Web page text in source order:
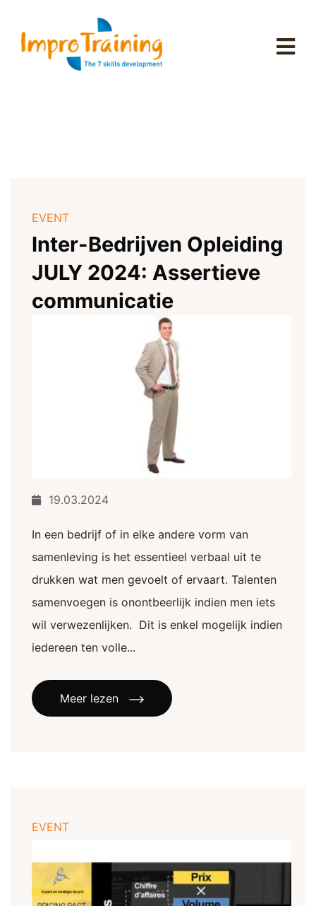
EVENT
Inter-Bedrijven Opleiding
JULY 2024: Assertieve
communicatie
19.03.2024
In een bedrijf of in elke andere vorm van
samenleving is het essentieel verbaal uit te
drukken wat men gevoelt of ervaart. Talenten
samenvoegen is onontbeerlijk indien men iets
wil verwezenlijken. Dit is enkel mogelijk indien
iedereen ten volle...
Meer lezen
EVENT